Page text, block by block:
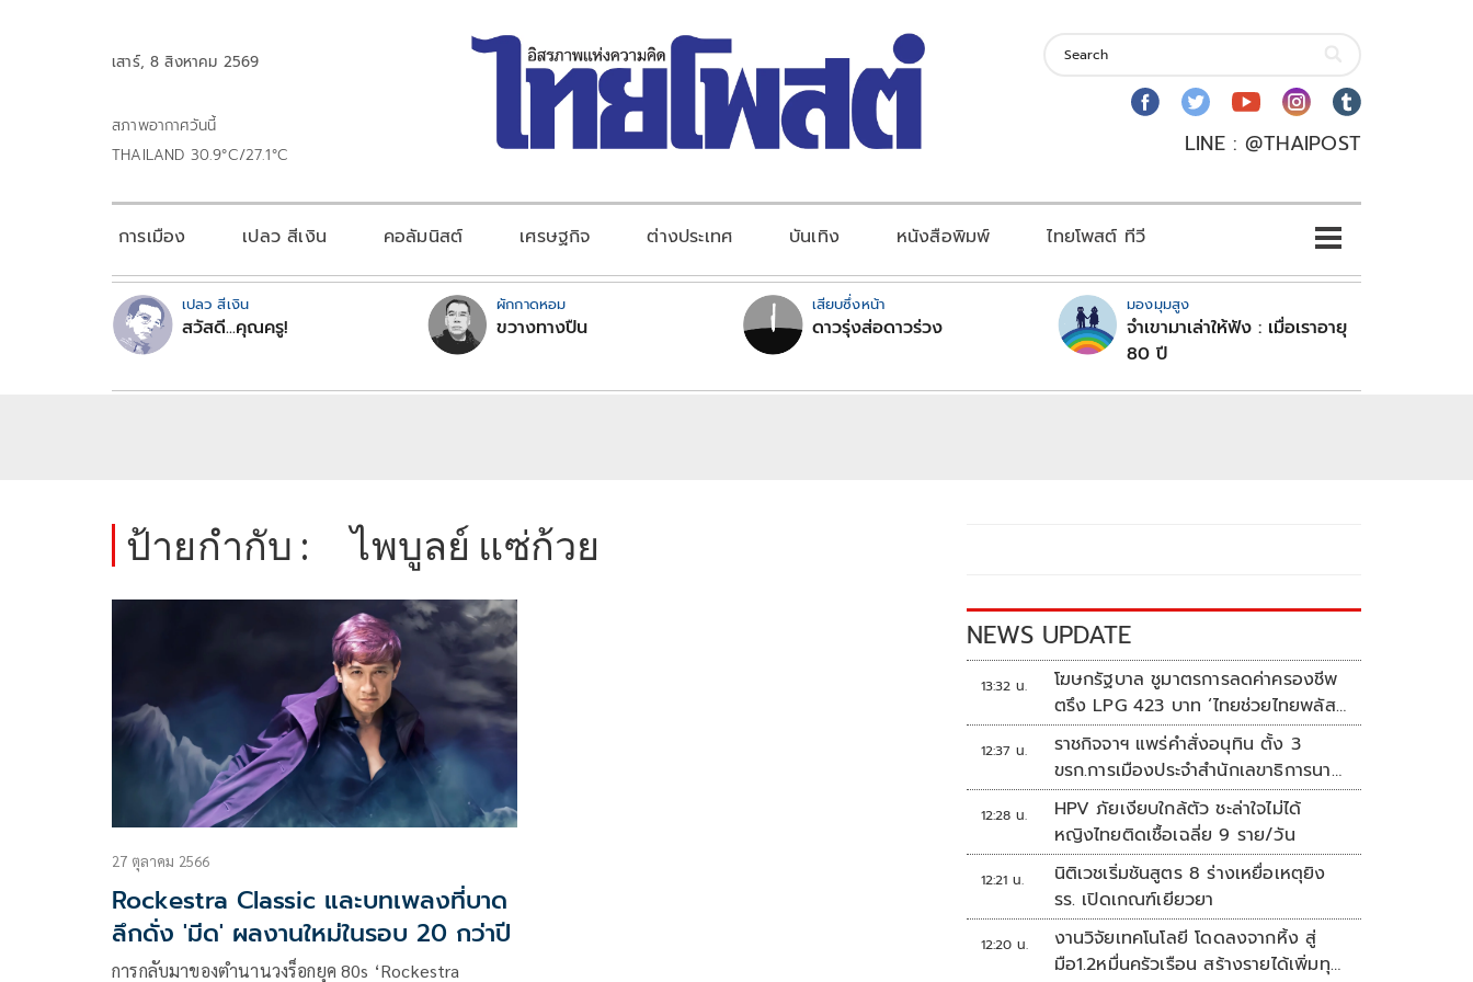
เสาร์, 8 สิงหาคม 2569
สภาพอากาศวันนี้
THAILAND 30.9°C/27.1°C
LINE : @THAIPOST
การเมือง เปลว สีเงิน คอลัมนิสต์ เศรษฐกิจ ต่างประเทศ บันเทิง หนังสือพิมพ์ ไทยโพสต์ ทีวี
เปลว สีเงิน
สวัสดี...คุณครู!
ผักกาดหอม
ขวางทางปืน
เสียบซึ่งหน้า
ดาวรุ่งส่อดาวร่วง
มองมุมสูง
จำเขามาเล่าให้ฟัง : เมื่อเราอายุ
80 ปี
ป้ายกำกับ : ไพบูลย์ แซ่ก้วย
27 ตุลาคม 2566
Rockestra Classic และบทเพลงที่บาด
ลึกดั่ง 'มีด' ผลงานใหม่ในรอบ 20 กว่าปี
การกลับมาของตำนานวงร็อกยุค 80s ‘Rockestra
NEWS UPDATE
13:32 น.
โฆษกรัฐบาล ชูมาตรการลดค่าครองชีพ
ตรึง LPG 423 บาท ‘ไทยช่วยไทยพลัส’
ดันเงินหมุนแสนล้าน
12:37 น.
ราชกิจจาฯ แพร่คำสั่งอนุทิน ตั้ง 3
ขรก.การเมืองประจำสำนักเลขาธิการนา
ยกฯ
12:28 น.
HPV ภัยเงียบใกล้ตัว ชะล่าใจไม่ได้
หญิงไทยติดเชื้อเฉลี่ย 9 ราย/วัน
12:21 น.
นิติเวชเริ่มชันสูตร 8 ร่างเหยื่อเหตุยิง
รร. เปิดเกณฑ์เยียวยา
12:20 น.
งานวิจัยเทคโนโลยี โดดลงจากหิ้ง สู่
มือ1.2หมื่นครัวเรือน สร้างรายได้เพิ่มทุก